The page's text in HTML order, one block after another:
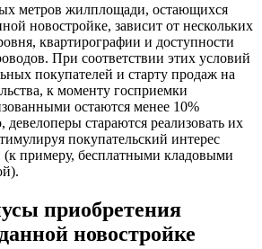
метров жилплощади, остающихся
новостройке, зависит от нескольких
квартирографии и доступности
При соответствии этих условий
покупателей и старту продаж на
к моменту госприемки
остаются менее 10%
стараются реализовать их
покупательский интерес
примеру, бесплатными кладовыми
приобретения
новостройке